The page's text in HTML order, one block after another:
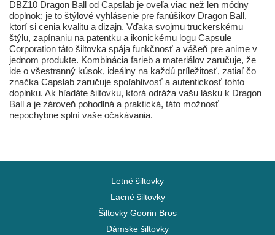
DBZ10 Dragon Ball od Capslab je oveľa viac než len módny
doplnok; je to štýlové vyhlásenie pre fanúšikov Dragon Ball,
ktorí si cenia kvalitu a dizajn. Vďaka svojmu truckerskému
štýlu, zapínaniu na patentku a ikonickému logu Capsule
Corporation táto šiltovka spája funkčnosť a vášeň pre anime v
jednom produkte. Kombinácia farieb a materiálov zaručuje, že
ide o všestranný kúsok, ideálny na každú príležitosť, zatiaľ čo
značka Capslab zaručuje spoľahlivosť a autentickosť tohto
doplnku. Ak hľadáte šiltovku, ktorá odráža vašu lásku k Dragon
Ball a je zároveň pohodlná a praktická, táto možnosť
nepochybne splní vaše očakávania.
Letné šiltovky
Lacné šiltovky
Šiltovky Goorin Bros
Dámske šiltovky